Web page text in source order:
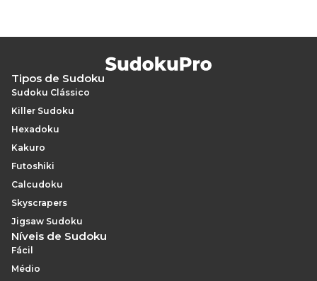
Tipos de Sudoku
Sudoku Clássico
Killer Sudoku
Hexadoku
Kakuro
Futoshiki
Calcudoku
Skyscrapers
Jigsaw Sudoku
Níveis de Sudoku
Fácil
Médio